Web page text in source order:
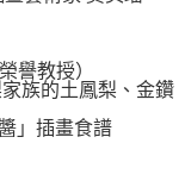
教授）
族的土鳳梨、金鑽
」插畫食譜